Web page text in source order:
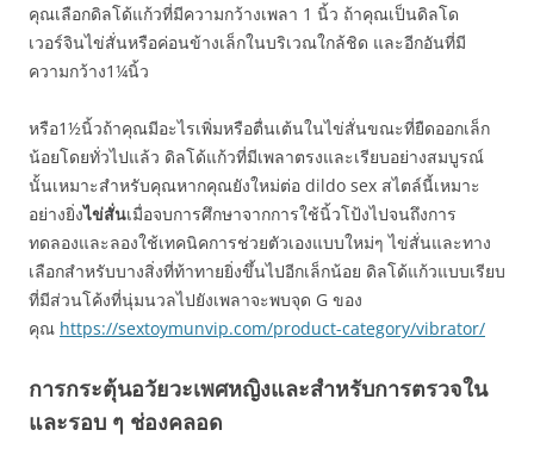
คุณเลือกดิลโด้แก้วที่มีความกว้างเพลา 1 นิ้ว ถ้าคุณเป็นดิลโด
เวอร์จินไข่สั่นหรือค่อนข้างเล็กในบริเวณใกล้ชิด และอีกอันที่มี
ความกว้าง1¼นิ้ว
หรือ1½นิ้วถ้าคุณมีอะไรเพิ่มหรือตื่นเต้นในไข่สั่นขณะที่ยืดออกเล็ก
น้อยโดยทั่วไปแล้ว ดิลโด้แก้วที่มีเพลาตรงและเรียบอย่างสมบูรณ์
นั้นเหมาะสำหรับคุณหากคุณยังใหม่ต่อ dildo sex สไตล์นี้เหมาะ
อย่างยิ่งไข่สั่นเมื่อจบการศึกษาจากการใช้นิ้วโป้งไปจนถึงการ
ทดลองและลองใช้เทคนิคการช่วยตัวเองแบบใหม่ๆ ไข่สั่นและทาง
เลือกสำหรับบางสิ่งที่ท้าทายยิ่งขึ้นไปอีกเล็กน้อย ดิลโด้แก้วแบบเรียบ
ที่มีส่วนโค้งที่นุ่มนวลไปยังเพลาจะพบจุด G ของ
คุณ https://sextoymunvip.com/product-category/vibrator/
การกระตุ้นอวัยวะเพศหญิงและสำหรับการตรวจใน
และรอบ ๆ ช่องคลอด